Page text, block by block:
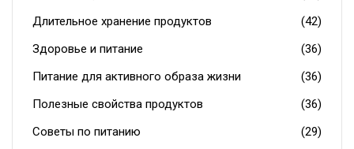
Длительное хранение продуктов
(42)
Здоровье и питание
(36)
Питание для активного образа жизни
(36)
Полезные свойства продуктов
(36)
Советы по питанию
(29)